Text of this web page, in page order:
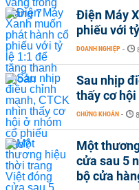
Điện Máy
phiếu với
DOANH NGHIỆP -
Sau nhịp
thấy cơ
CHỨNG KHOÁN -
Một
cửa sau 5
bộ cửa